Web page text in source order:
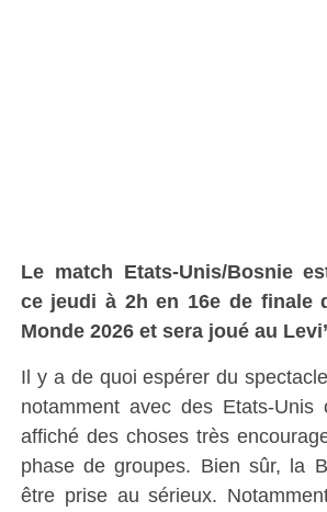
Le match Etats-Unis/Bosnie
ce jeudià 2hen 16e de finale
Monde 2026et sera joué au
Il y a de quoi espérer du
notamment avec des Etats-Unis
affiché des choses très
phase de groupes. Bien sûr, la
être prise au sérieux.